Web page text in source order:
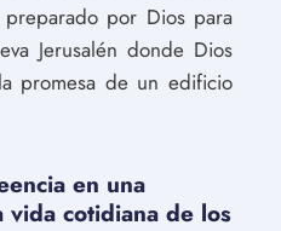
por Dios para
Jerusalén donde Dios
promesa de un edificio
en una
vida cotidiana de los